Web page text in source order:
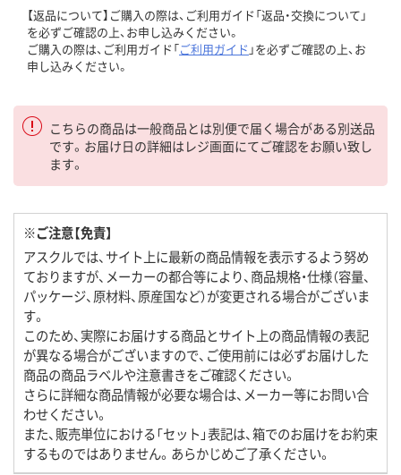
【返品について】ご購入の際は、ご利用ガイド「返品・交換について」
を必ずご確認の上、お申し込みください。
ご購入の際は、ご利用ガイド「ご利用ガイド 」を必ずご確認の上、お
申し込みください。
こちらの商品は一般商品とは別便で届く場合がある別送品
です。お届け日の詳細はレジ画面にてご確認をお願い致し
ます。
※ご注意【免責】
アスクルでは、サイト上に最新の商品情報を表示するよう努め
ておりますが、メーカーの都合等により、商品規格・仕様（容量、
パッケージ、原材料、原産国など）が変更される場合がございま
す。
このため、実際にお届けする商品とサイト上の商品情報の表記
が異なる場合がございますので、ご使用前には必ずお届けした
商品の商品ラベルや注意書きをご確認ください。
さらに詳細な商品情報が必要な場合は、メーカー等にお問い合
わせください。
また、販売単位における「セット」表記は、箱でのお届けをお約束
するものではありません。あらかじめご了承ください。